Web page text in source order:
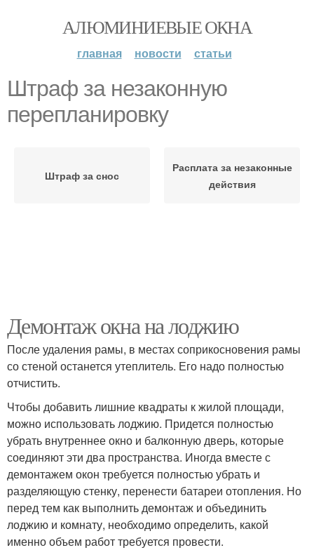
АЛЮМИНИЕВЫЕ ОКНА
главная новости статьи
Штраф за незаконную
перепланировку
Штраф за снос
Расплата за незаконные
действия
Демонтаж окна на лоджию
После удаления рамы, в местах соприкосновения рамы
со стеной останется утеплитель. Его надо полностью
отчистить.
Чтобы добавить лишние квадраты к жилой площади,
можно использовать лоджию. Придется полностью
убрать внутреннее окно и балконную дверь, которые
соединяют эти два пространства. Иногда вместе с
демонтажем окон требуется полностью убрать и
разделяющую стенку, перенести батареи отопления. Но
перед тем как выполнить демонтаж и объединить
лоджию и комнату, необходимо определить, какой
именно объем работ требуется провести.